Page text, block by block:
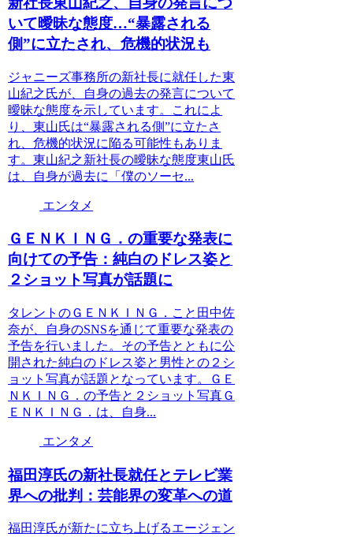
いて曖昧な態度…“暴露される
側”に立たされ、危機的状況も
ジャニーズ事務所の新社長に就任した東
山紀之氏が、自身の過去の発言について
曖昧な態度を示しています。これによ
り、東山氏は“暴露される側”に立たさ
れ、危機的状況に陥る可能性もありま
す。東山紀之新社長の曖昧な態度東山氏
は、自身が過去に「僕のソーセ...
エンタメ
ＧＥＮＫＩＮＧ．の重要な発表に
向けての予告：純白のドレス姿と
２ショット写真が話題に
タレントのＧＥＮＫＩＮＧ．こと田中佐
奈が、自身のSNSを通じて重要な発表の
予告を行いました。その予告とともに公
開された純白のドレス姿と男性との２シ
ョット写真が話題となっています。ＧＥ
ＮＫＩＮＧ．の予告と２ショット写真Ｇ
ＥＮＫＩＮＧ．は、自身...
エンタメ
福田淳氏の新社長就任とテレビ業
界への批判：芸能界の変革への道
福田淳氏が新たに立ち上げるエージェン